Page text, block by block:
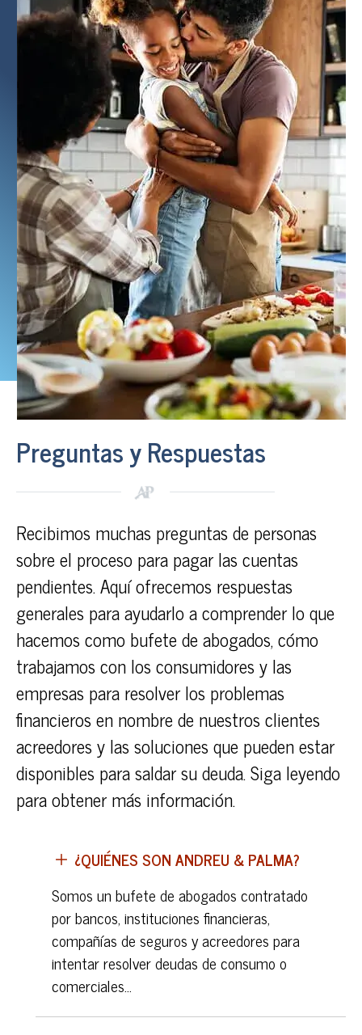
Preguntas y Respuestas
Recibimos muchas preguntas de personas
sobre el proceso para pagar las cuentas
pendientes. Aquí ofrecemos respuestas
generales para ayudarlo a comprender lo que
hacemos como bufete de abogados, cómo
trabajamos con los consumidores y las
empresas para resolver los problemas
financieros en nombre de nuestros clientes
acreedores y las soluciones que pueden estar
disponibles para saldar su deuda. Siga leyendo
para obtener más información.
¿QUIÉNES SON ANDREU & PALMA?
Somos un bufete de abogados contratado
por bancos, instituciones financieras,
compañías de seguros y acreedores para
intentar resolver deudas de consumo o
comerciales…